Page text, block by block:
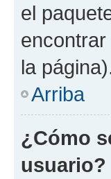
el
la
Arriba
¿Cómo
usuario?